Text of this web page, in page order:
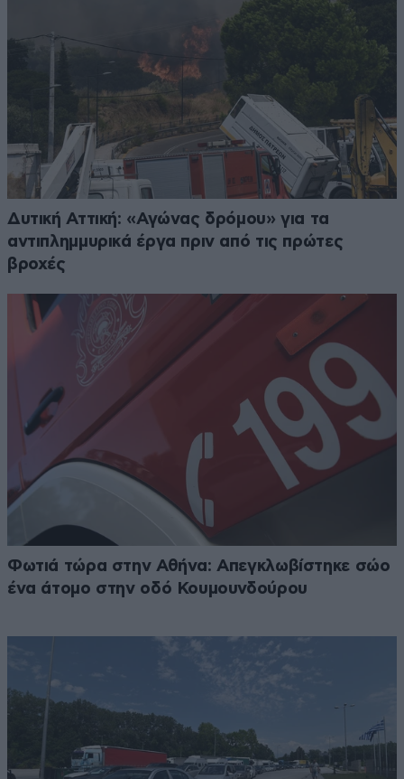
Δυτική Αττική: «Αγώνας δρόμου» για τα
αντιπλημμυρικά έργα πριν από τις πρώτες
βροχές
Φωτιά τώρα στην Αθήνα: Απεγκλωβίστηκε σώο
ένα άτομο στην οδό Κουμουνδούρου